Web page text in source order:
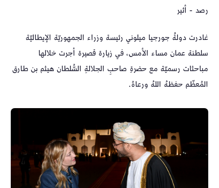
رصد - أثير
غادرت دولةُ جورجيا ميلوني رئيسة وزراء الجمهوريّة الإيطاليّة
سلطنة عمان مساء الأمس، في زيارة قصيرة أجرت خلالها
مباحثات رسميّة مع حضرةِ صاحبِ الجلالةِ السُّلطان هيثم بن طارق
المُعظّم حفظهُ اللهُ ورعاهُ.